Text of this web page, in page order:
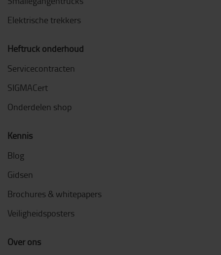
Elektrische trekkers
Heftruck onderhoud
Servicecontracten
SIGMACert
Onderdelen shop
Kennis
Blog
Gidsen
Brochures & whitepapers
Veiligheidsposters
Over ons